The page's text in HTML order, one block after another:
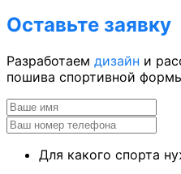
Оставьте заявку
Разработаем дизайн и
пошива спортивной
Для какого спорта